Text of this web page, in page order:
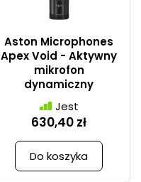
Aston Microphones
Apex Void - Aktywny
mikrofon
dynamiczny
Jest
630,40 zł
Do koszyka